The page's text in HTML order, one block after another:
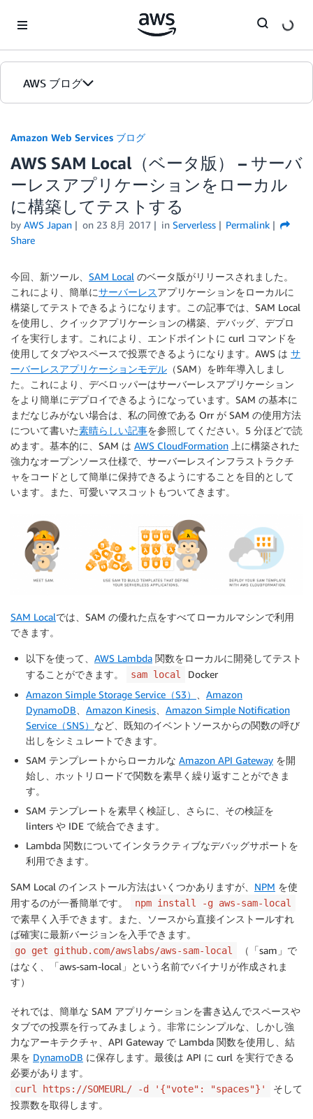
AWS ブログ
カテゴリ
エディション
Amazon Web Services ブログ
AWS SAM Local（ベータ版） – サーバ
ーレスアプリケーションをローカル
に構築してテストする
by AWS Japan on 23 8月 2017 in Serverless
Permalink
Share
今回、新ツール、 SAM Local のベータ版がリリースされました。
これにより、簡単にサーバーレスアプリケーションをローカルに
構築してテストできるようになります。この記事では、SAM Local
を使用し、クイックアプリケーションの構築、デバッグ、デプロ
イを実行します。これにより、エンドポイントに curl コマンドを
使用してタブやスペースで投票できるようになります。AWS は サ
ーバーレスアプリケーションモデル （SAM）を昨年導入しまし
た。これにより、デベロッパーはサーバーレスアプリケーション
をより簡単にデプロイできるようになっています。SAM の基本に
まだなじみがない場合は、私の同僚である Orr が SAM の使用方法
について書いた素晴らしい記事を参照してください。5 分ほどで読
めます。基本的に、SAM は AWS CloudFormation 上に構築された
強力なオープンソース仕様で、サーバーレスインフラストラクチ
ャをコードとして簡単に保持できるようにすることを目的として
います。また、可愛いマスコットもついてきます。
SAM Localでは、SAM の優れた点をすべてローカルマシンで利用
できます。
以下を使って、 AWS Lambda 関数をローカルに開発してテスト
することができます。
sam local
Docker
Amazon Simple Storage Service（S3）
Amazon
DynamoDB
Amazon Kinesis
Amazon Simple Notification
Service（SNS） など、既知のイベントソースからの関数の呼び
出しをシミュレートできます。
SAM テンプレートからローカルな Amazon API Gateway を開
始し、ホットリロードで関数を素早く繰り返すことができま
す。
SAM テンプレートを素早く検証し、さらに、その検証を
linters や IDE で統合できます。
Lambda 関数についてインタラクティブなデバッグサポートを
利用できます。
SAM Local のインストール方法はいくつかありますが、 NPM を使
用するのが一番簡単です。
npm install -g aws-sam-local
で素早く入手できます。また、ソースから直接インストールすれ
ば確実に最新バージョンを入手できます。
go get github.com/awslabs/aws-sam-local
（「sam」で
はなく、「aws-sam-local」という名前でバイナリが作成されま
す）
それでは、簡単な SAM アプリケーションを書き込んでスペースや
タブでの投票を行ってみましょう。非常にシンプルな、しかし強
力なアーキテクチャ、 API Gateway で Lambda 関数を使用し、結
果を DynamoDB に保存します。最後は API に curl を実行できる
必要があります。
curl https://SOMEURL/ -d '{"vote": "spaces"}'
そして
投票数を取得します。